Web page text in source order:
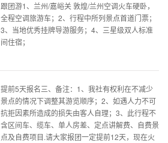
跟团游1、兰州/嘉峪关 敦煌/兰州空调火车硬卧，
全程空调旅游车；2、行程中所列景点首道门票；
3、当地优秀挂牌导游服务；4、三星级双人标准
间住宿；
提前5天报名三、备注：1、我社有权利在不减少
景点的情况下调整其游览顺序；2、如遇人力不可
抗拒因素所造成的损失由客人自理；3、此行程不
含区间车、缆车、单人房差、定点讲解费、自费景
点及自费项目.请大家报团一定提前12天，现在火